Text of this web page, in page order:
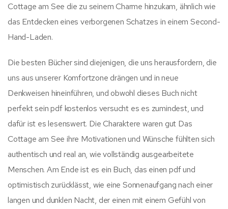
Cottage am See die zu seinem Charme hinzukam, ähnlich wie
das Entdecken eines verborgenen Schatzes in einem Second-
Hand-Laden.
Die besten Bücher sind diejenigen, die uns herausfordern, die
uns aus unserer Komfortzone drängen und in neue
Denkweisen hineinführen, und obwohl dieses Buch nicht
perfekt sein pdf kostenlos versucht es es zumindest, und
dafür ist es lesenswert. Die Charaktere waren gut Das
Cottage am See ihre Motivationen und Wünsche fühlten sich
authentisch und real an, wie vollständig ausgearbeitete
Menschen. Am Ende ist es ein Buch, das einen pdf und
optimistisch zurücklässt, wie eine Sonnenaufgang nach einer
langen und dunklen Nacht, der einen mit einem Gefühl von